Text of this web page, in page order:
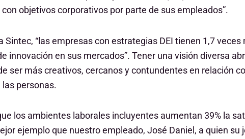
objetivos corporativos por parte de sus empleados”.
Sintec, “las empresas con estrategias DEI tienen 1,7 veces
innovación en sus mercados”. Tener una visión diversa
ser más creativos, cercanos y contundentes en relación
personas.
los ambientes laborales incluyentes aumentan 39% la
ejemplo que nuestro empleado, José Daniel, a quien su